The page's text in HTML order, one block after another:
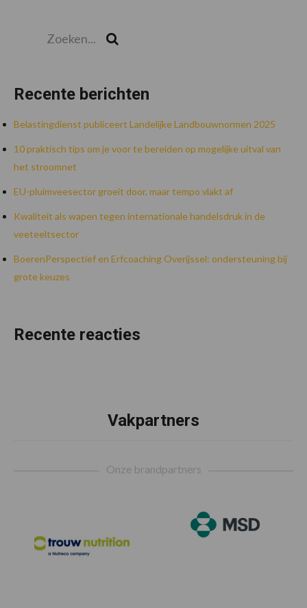
Recente berichten
Belastingdienst publiceert Landelijke Landbouwnormen 2025
10 praktisch tips om je voor te bereiden op mogelijke uitval van
het stroomnet
EU-pluimveesector groeit door, maar tempo vlakt af
Kwaliteit als wapen tegen internationale handelsdruk in de
veeteeltsector
BoerenPerspectief en Erfcoaching Overijssel: ondersteuning bij
grote keuzes
Recente reacties
Vakpartners
Onze brandpartners